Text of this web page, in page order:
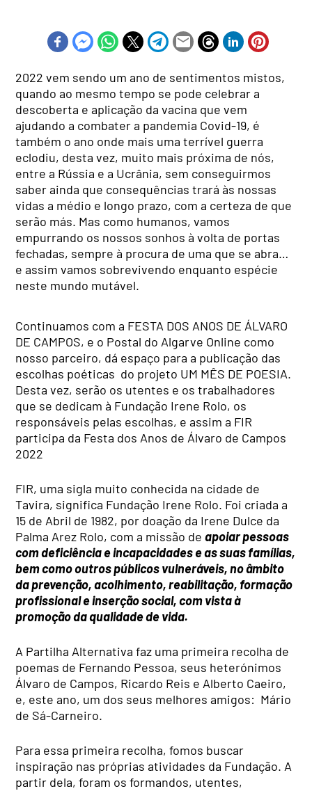
2022 vem sendo um ano de sentimentos mistos,
quando ao mesmo tempo se pode celebrar a
descoberta e aplicação da vacina que vem
ajudando a combater a pandemia Covid-19, é
também o ano onde mais uma terrível guerra
eclodiu, desta vez, muito mais próxima de nós,
entre a Rússia e a Ucrânia, sem conseguirmos
saber ainda que consequências trará às nossas
vidas a médio e longo prazo, com a certeza de que
serão más. Mas como humanos, vamos
empurrando os nossos sonhos à volta de portas
fechadas, sempre à procura de uma que se abra…
e assim vamos sobrevivendo enquanto espécie
neste mundo mutável.
Continuamos com a FESTA DOS ANOS DE ÁLVARO
DE CAMPOS, e o Postal do Algarve Online como
nosso parceiro, dá espaço para a publicação das
escolhas poéticas do projeto UM MÊS DE POESIA.
Desta vez, serão os utentes e os trabalhadores
que se dedicam à Fundação Irene Rolo, os
responsáveis pelas escolhas, e assim a FIR
participa da Festa dos Anos de Álvaro de Campos
2022
FIR, uma sigla muito conhecida na cidade de
Tavira, significa Fundação Irene Rolo. Foi criada a
15 de Abril de 1982, por doação da Irene Dulce da
Palma Arez Rolo, com a missão deapoiar pessoas
com deficiência e incapacidades e as suas famílias,
bem como outros públicos vulneráveis, no âmbito
da prevenção, acolhimento, reabilitação, formação
profissional e inserção social, com vista à
promoção da qualidade de vida.
A Partilha Alternativa faz uma primeira recolha de
poemas de Fernando Pessoa, seus heterónimos
Álvaro de Campos, Ricardo Reis e Alberto Caeiro,
e, este ano, um dos seus melhores amigos: Mário
de Sá-Carneiro.
Para essa primeira recolha, fomos buscar
inspiração nas próprias atividades da Fundação. A
partir dela, foram os formandos, utentes,